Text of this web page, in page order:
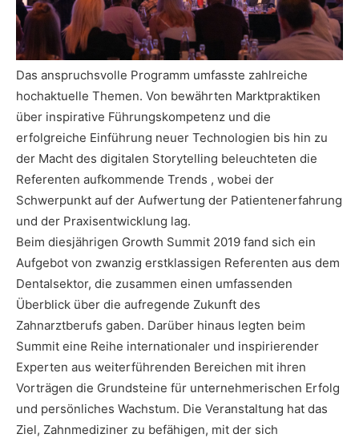
Das anspruchsvolle Programm umfasste zahlreiche
hochaktuelle Themen. Von bewährten Marktpraktiken
über inspirative Führungskompetenz und die
erfolgreiche Einführung neuer Technologien bis hin zu
der Macht des digitalen Storytelling beleuchteten die
Referenten aufkommende Trends , wobei der
Schwerpunkt auf der Aufwertung der Patientenerfahrung
und der Praxisentwicklung lag.
Beim diesjährigen Growth Summit 2019 fand sich ein
Aufgebot von zwanzig erstklassigen Referenten aus dem
Dentalsektor, die zusammen einen umfassenden
Überblick über die aufregende Zukunft des
Zahnarztberufs gaben. Darüber hinaus legten beim
Summit eine Reihe internationaler und inspirierender
Experten aus weiterführenden Bereichen mit ihren
Vorträgen die Grundsteine für unternehmerischen Erfolg
und persönliches Wachstum. Die Veranstaltung hat das
Ziel, Zahnmediziner zu befähigen, mit der sich